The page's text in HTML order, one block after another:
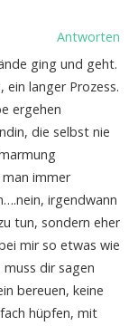
Antworten
ging und geht.
ein langer Prozess.
ergehen
die selbst nie
immer
irgendwann
tun, sondern eher
mir so etwas wie
dir sagen
bereuen, keine
hüpfen, mit